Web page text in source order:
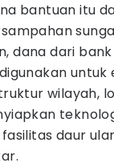
bantuan itu
dana dari
untuk
wilayah,
daur